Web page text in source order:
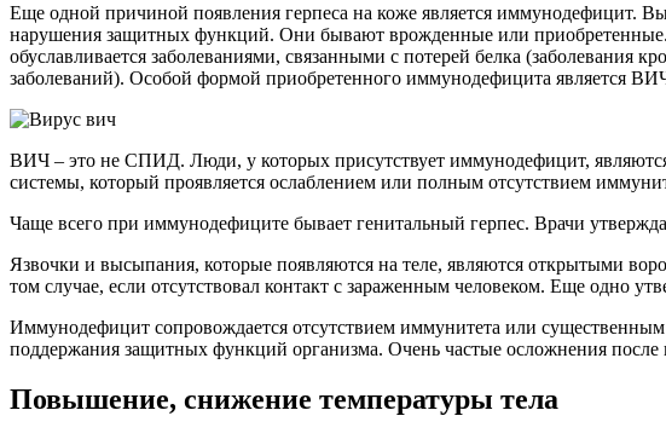
Еще одной причиной появления герпеса на коже является иммунодефицит.
нарушения защитных функций. Они бывают врожденные или
обуславливается заболеваниями, связанными с потерей белка
заболеваний). Особой формой приобретенного иммунодефицита является
ВИЧ – это не СПИД. Люди, у которых присутствует иммунодефицит,
системы, который проявляется ослаблением или полным отсутствием
Чаще всего при иммунодефиците бывает генитальный герпес. Врачи
Язвочки и высыпания, которые появляются на теле, являются открытыми
том случае, если отсутствовал контакт с зараженным человеком. Еще одно
Иммунодефицит сопровождается отсутствием иммунитета или
поддержания защитных функций организма. Очень частые осложнения после
Повышение, снижение температуры тела